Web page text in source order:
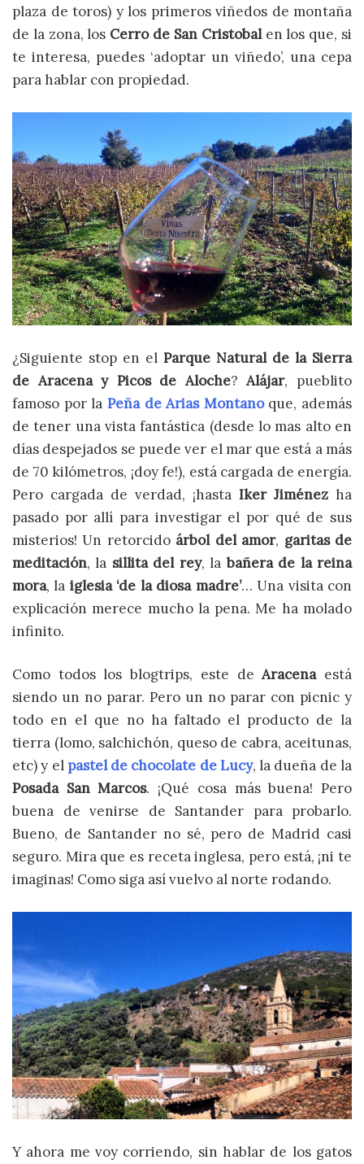
plaza de toros) y los primeros viñedos de montaña
de la zona, los Cerro de San Cristobalen los que, si
te interesa, puedes ‘adoptar un viñedo’, una cepa
para hablar con propiedad.
¿Siguiente stop en el Parque Natural de la Sierra
de Aracena y Picos de Aloche?Alájar, pueblito
famoso por la Peña de Arias Montanoque, además
de tener una vista fantástica (desde lo mas alto en
días despejados se puede ver el mar que está a más
de 70 kilómetros, ¡doy fe!), está cargada de energía.
Pero cargada de verdad, ¡hasta Iker Jiménez ha
pasado por allí para investigar el por qué de sus
misterios! Un retorcido árbol del amor, garitas de
meditación, la sillita del rey, la bañera de la reina
mora, la iglesia ‘de la diosa madre’… Una visita con
explicación merece mucho la pena. Me ha molado
infinito.
Como todos los blogtrips, este deAracenaestá
siendo un no parar. Pero un no parar con picnic y
todo en el que no ha faltado el producto de la
tierra (lomo, salchichón, queso de cabra, aceitunas,
etc) y el pastel de chocolate de Lucy, la dueña de la
Posada San Marcos. ¡Qué cosa más buena! Pero
buena de venirse de Santander para probarlo.
Bueno, de Santander no sé, pero de Madrid casi
seguro. Mira que es receta inglesa, pero está, ¡ni te
imaginas! Como siga así vuelvo al norte rodando.
Y ahora me voy corriendo, sin hablar de los gatos